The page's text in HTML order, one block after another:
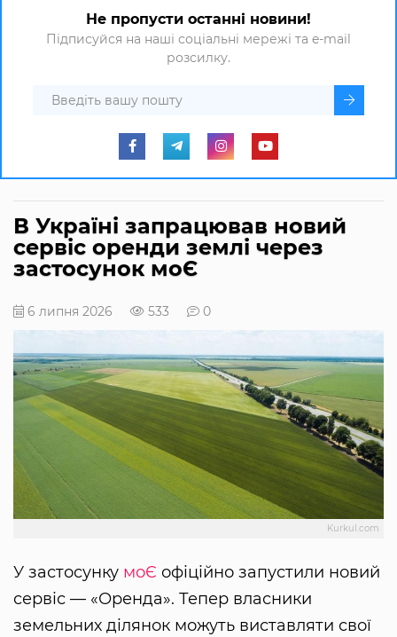
Не пропусти останні новини!
Підписуйся на наші соціальні мережі та e-mail
розсилку.
В Україні запрацював новий
сервіс оренди землі через
застосунок моЄ
6 липня 2026 533 0
Kurkul.com
У застосунку моЄ офіційно запустили новий
сервіс — «Оренда». Тепер власники
земельних ділянок можуть виставляти свої